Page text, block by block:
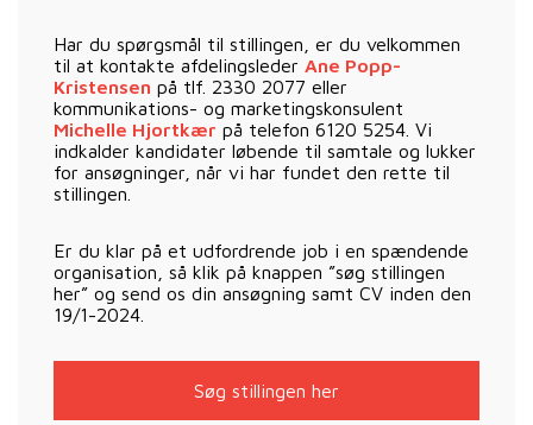
Har du spørgsmål til stillingen, er du velkommen
til at kontakte afdelingsleder Ane Popp-
Kristensen på tlf. 2330 2077 eller
kommunikations- og marketingskonsulent
Michelle Hjortkær på telefon 6120 5254. Vi
indkalder kandidater løbende til samtale og lukker
for ansøgninger, når vi har fundet den rette til
stillingen.
Er du klar på et udfordrende job i en spændende
organisation, så klik på knappen ”søg stillingen
her” og send os din ansøgning samt CV inden den
19/1-2024.
Søg stillingen her